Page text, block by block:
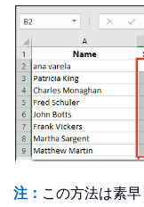
注： この方法は素